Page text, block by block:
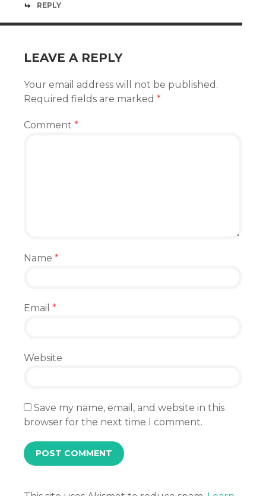
REPLY
LEAVE A REPLY
Your email address will not be published.
Required fields are marked *
Comment *
Name *
Email *
Website
Save my name, email, and website in this
browser for the next time I comment.